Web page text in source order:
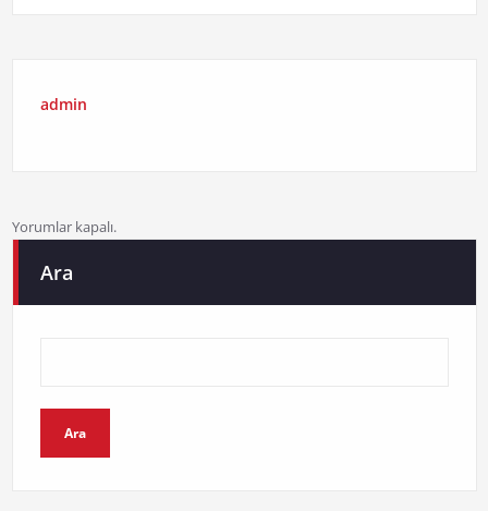
admin
Yorumlar kapalı.
Ara
Ara